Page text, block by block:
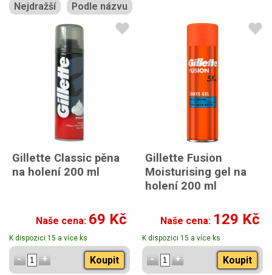
Nejdražší
Podle názvu
Gillette Classic pěna
na holení 200 ml
Naše cena: 69 Kč
K dispozici 15 a více ks
Koupit
Gillette Fusion
Moisturising gel na
holení 200 ml
Naše cena: 129 Kč
K dispozici 15 a více ks
Koupit